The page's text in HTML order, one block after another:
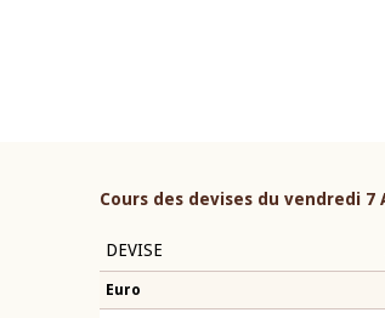
Cours des devises du vendredi 7
DEVISE
Euro